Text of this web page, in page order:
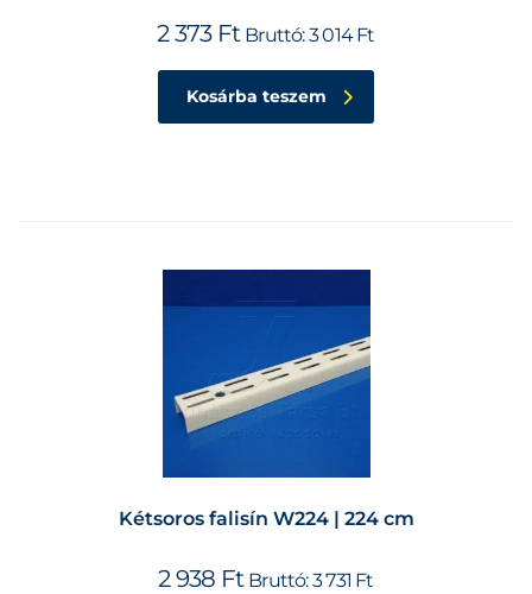
2 373 Ft Bruttó:3 014Ft
Kosárba teszem
Kétsoros falisín W224 | 224 cm
2 938 Ft Bruttó:3 731 Ft